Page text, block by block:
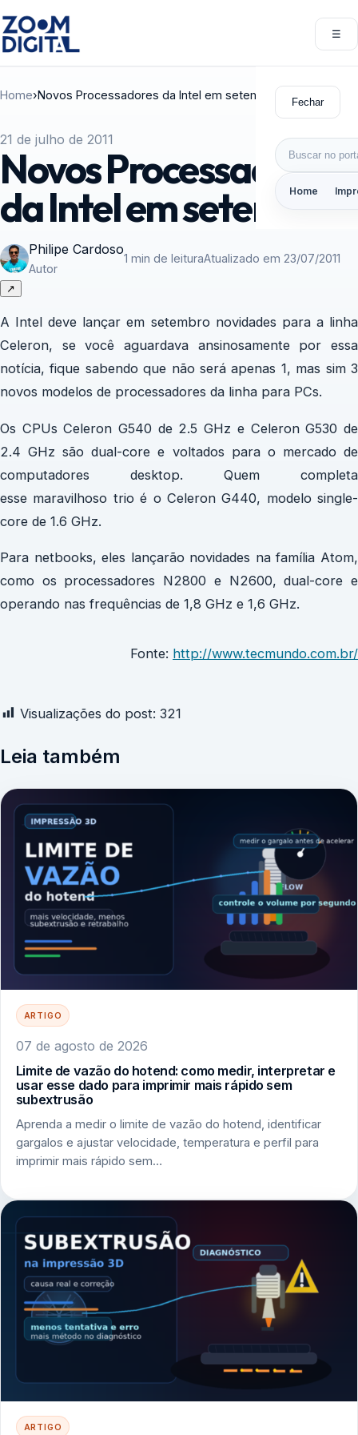
☰
Fechar
Buscar por:
Home
Home›Novos Processadores da Intel em setembro
21 de julho de 2011
Novos Processadores
da Intel em setembro
Philipe Cardoso
Autor
1 min de leituraAtualizado em 23/07/2011
↗
A Intel deve lançar em setembro novidades para a linha
Celeron, se você aguardava ansinosamente por essa
notícia, fique sabendo que não será apenas 1, mas sim 3
novos modelos de processadores da linha para PCs.
Os CPUs Celeron G540 de 2.5 GHz e Celeron G530 de
2.4 GHz são dual-core e voltados para o mercado de
computadores desktop. Quem completa
esse maravilhoso trio é o Celeron G440, modelo single-
core de 1.6 GHz.
Para netbooks, eles lançarão novidades na família Atom,
como os processadores N2800 e N2600, dual-core e
operando nas frequências de 1,8 GHz e 1,6 GHz.
Fonte: http://www.tecmundo.com.br/
Visualizações do post: 321
Leia também
ARTIGO
07 de agosto de 2026
Limite de vazão do hotend: como medir, interpretar e
usar esse dado para imprimir mais rápido sem
subextrusão
Aprenda a medir o limite de vazão do hotend, identificar
gargalos e ajustar velocidade, temperatura e perfil para
imprimir mais rápido sem…
ARTIGO